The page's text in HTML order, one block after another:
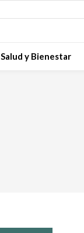
Salud y Bienestar